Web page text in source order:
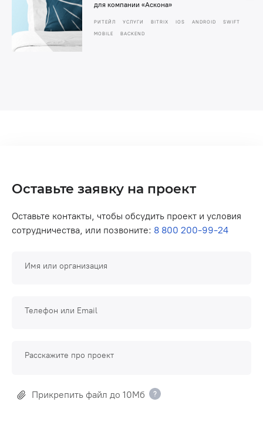
для компании «Аскона»
РИТЕЙЛ УСЛУГИ BITRIX IOS ANDROID
SWIFT
MOBILE
BACKEND
Оставьте заявку на проект
Оставьте контакты, чтобы обсудить проект и условия
сотрудничества, или позвоните: 8 800 200-99-24
Имя или организация
Телефон или Email
Расскажите про проект
Прикрепить файл до 10Мб